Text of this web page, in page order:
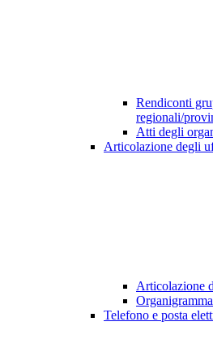
Rendiconti
regionali/
Atti degli
Articolazione degli
Articolazione
Organigramma
Telefono e posta